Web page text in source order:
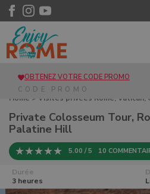
OBTENEZ VOTRE CODE PROMO
Home > Visites privées Rome, Vatican,
Private Colosseum Tour,
Palatine Hill
5.00 / 5 10
Durée
3 heures